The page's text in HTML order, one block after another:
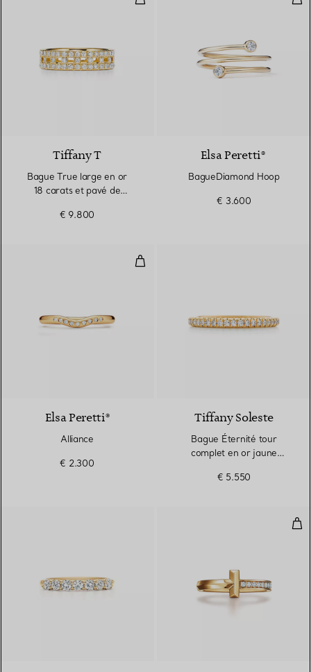
Tiffany T
Bague True large en or
18 carats et pavé de
€ 9.800
Elsa Peretti®
BagueDiamond Hoop
€ 3.600
Alliance
Elsa Peretti®
Alliance
€ 2.300
Tiffany Soleste
Bague Éternité tour
complet en or jaune
€ 5.550